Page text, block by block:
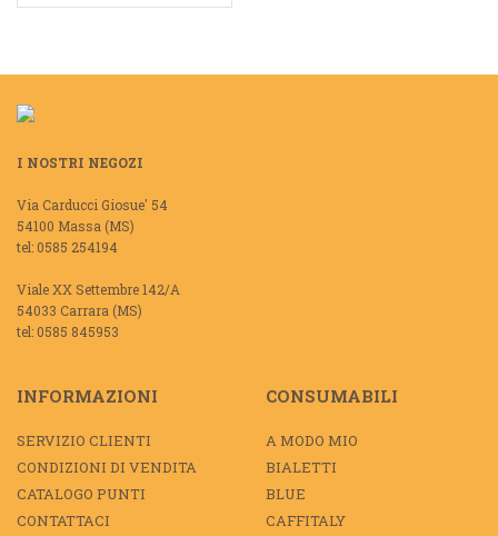
I NOSTRI NEGOZI
Via Carducci Giosue' 54
54100 Massa (MS)
tel: 0585 254194
Viale XX Settembre 142/A
54033 Carrara (MS)
tel: 0585 845953
INFORMAZIONI
SERVIZIO CLIENTI
CONDIZIONI DI VENDITA
CATALOGO PUNTI
CONTATTACI
CONSUMABILI
A MODO MIO
BIALETTI
BLUE
CAFFITALY